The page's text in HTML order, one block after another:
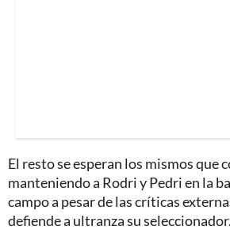
El resto se esperan los mismos que
manteniendo a Rodri y Pedri en la
campo a pesar de las críticas
defiende a ultranza su seleccionador.